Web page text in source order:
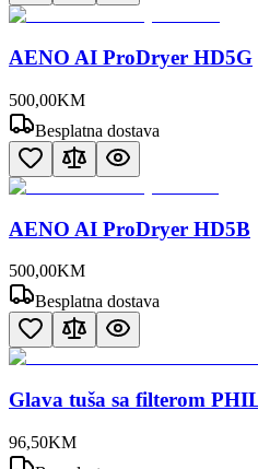
AENO AI ProDryer HD5G
500,00KM
Besplatna dostava
AENO AI ProDryer HD5B
500,00KM
Besplatna dostava
Glava tuša sa filterom
96,50KM